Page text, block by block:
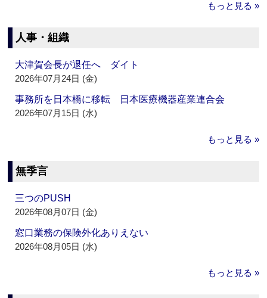
もっと見る »
人事・組織
大津賀会長が退任へ ダイト
2026年07月24日 (金)
事務所を日本橋に移転 日本医療機器産業連合会
2026年07月15日 (水)
もっと見る »
無季言
三つのPUSH
2026年08月07日 (金)
窓口業務の保険外化ありえない
2026年08月05日 (水)
もっと見る »